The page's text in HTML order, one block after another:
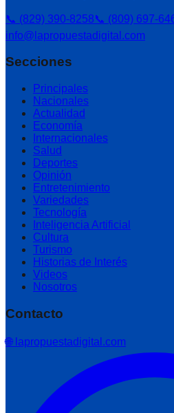
📞 (829) 390-8258📞 (809) 697-
info@lapropuestadigital.com
Secciones
Principales
Nacionales
Actualidad
Economía
Internacionales
Salud
Deportes
Opinión
Entretenimiento
Variedades
Tecnología
Inteligencia Artificial
Cultura
Turismo
Historias de Interés
Videos
Nosotros
Contacto
🌐 lapropuestadigital.com